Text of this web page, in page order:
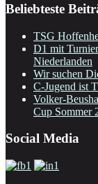
Beliebteste
TSG
D1 mit
Niederlanden
Wir suchen
C-Jugend ist
Volker-
Cup Sommer
Social Media